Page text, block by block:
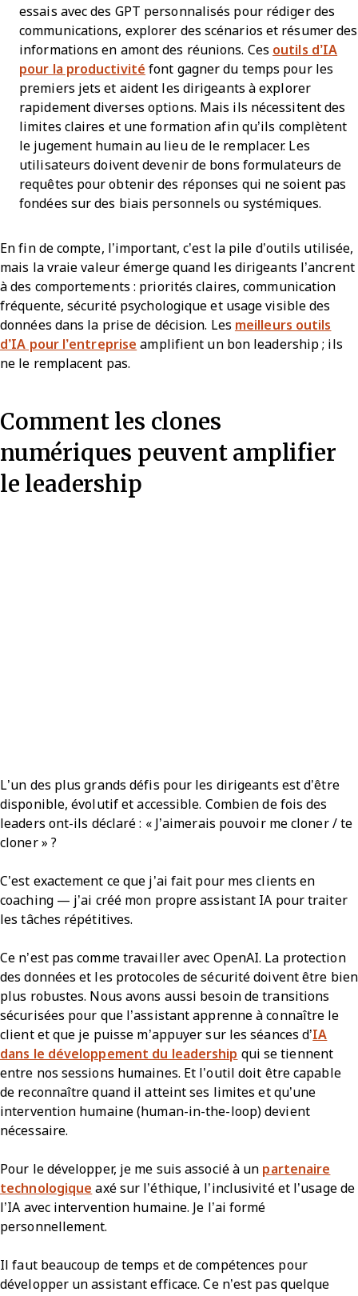
essais avec des GPT personnalisés pour rédiger des
communications, explorer des scénarios et résumer des
informations en amont des réunions. Ces outils d’IA
pour la productivité font gagner du temps pour les
premiers jets et aident les dirigeants à explorer
rapidement diverses options. Mais ils nécessitent des
limites claires et une formation afin qu’ils complètent
le jugement humain au lieu de le remplacer. Les
utilisateurs doivent devenir de bons formulateurs de
requêtes pour obtenir des réponses qui ne soient pas
fondées sur des biais personnels ou systémiques.
En fin de compte, l’important, c’est la pile d’outils utilisée,
mais la vraie valeur émerge quand les dirigeants l’ancrent
à des comportements : priorités claires, communication
fréquente, sécurité psychologique et usage visible des
données dans la prise de décision. Les meilleurs outils
d’IA pour l’entreprise amplifient un bon leadership ; ils
ne le remplacent pas.
Comment les clones
numériques peuvent amplifier
le leadership
L’un des plus grands défis pour les dirigeants est d’être
disponible, évolutif et accessible. Combien de fois des
leaders ont-ils déclaré : « J’aimerais pouvoir me cloner / te
cloner » ?
C’est exactement ce que j’ai fait pour mes clients en
coaching — j’ai créé mon propre assistant IA pour traiter
les tâches répétitives.
Ce n’est pas comme travailler avec OpenAI. La protection
des données et les protocoles de sécurité doivent être bien
plus robustes. Nous avons aussi besoin de transitions
sécurisées pour que l’assistant apprenne à connaître le
client et que je puisse m’appuyer sur les séances d’IA
dans le développement du leadership qui se tiennent
entre nos sessions humaines. Et l’outil doit être capable
de reconnaître quand il atteint ses limites et qu’une
intervention humaine (human-in-the-loop) devient
nécessaire.
Pour le développer, je me suis associé à un partenaire
technologique axé sur l’éthique, l’inclusivité et l’usage de
l’IA avec intervention humaine. Je l’ai formé
personnellement.
Il faut beaucoup de temps et de compétences pour
développer un assistant efficace. Ce n’est pas quelque